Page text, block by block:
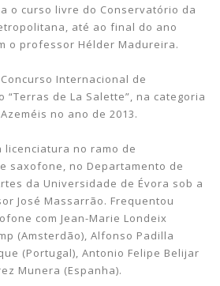
o curso livre do Conservatório da
até ao final do ano
o professor Hélder Madureira.
Internacional de
“Terras de La Salette”, na categoria
no ano de 2013.
licenciatura no ramo de
saxofone, no Departamento de
da Universidade de Évora sob a
José Massarrão. Frequentou
com Jean-Marie Londeix
(Amsterdão), Alfonso Padilla
(Portugal), Antonio Felipe Belijar
Munera (Espanha).